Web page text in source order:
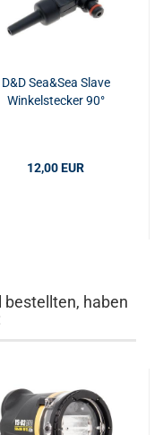
D&D Sea&Sea Slave
Winkelstecker 90°
12,00 EUR
bestellten, haben